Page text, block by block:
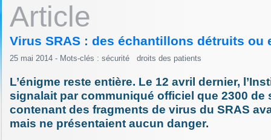
Article
Virus SRAS : des échantillons détruits ou
25 mai 2014 - Mots-clés : sécurité droits des patients
L’énigme reste entière. Le 12 avril dernier,
signalait par communiqué officiel que 2300 de
contenant des fragments de virus du SRAS
mais ne présentaient aucun danger.